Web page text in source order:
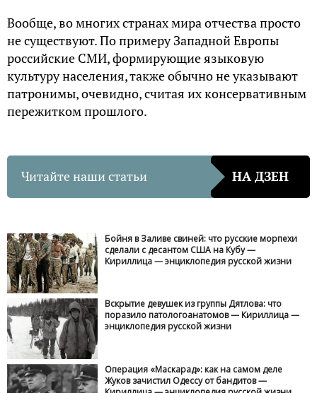
Вообще, во многих странах мира отчества просто
не существуют. По примеру Западной Европы
российские СМИ, формирующие языковую
культуру населения, также обычно не указывают
патронимы, очевидно, считая их консервативным
пережитком прошлого.
Читайте наши статьи НА ДЗЕН
Бойня в Заливе свиней: что русские морпехи
сделали с десантом США на Кубу —
Кириллица — энциклопедия русской жизни
Вскрытие девушек из группы Дятлова: что
поразило патологоанатомов — Кириллица —
энциклопедия русской жизни
Операция «Маскарад»: как на самом деле
Жуков зачистил Одессу от бандитов —